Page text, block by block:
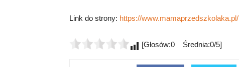
Link do strony: https://www.mamaprzedszkolaka.pl/
[Głosów:0 Średnia:0/5]